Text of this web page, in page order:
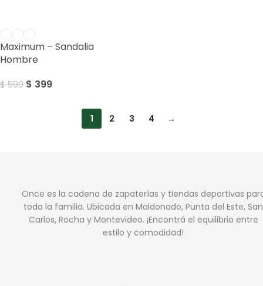
Maximum – Sandalia
Hombre
$599 $ 399
1 2 3 4 →
Once es la cadena de zapaterías y tiendas deportivas
toda la familia. Ubicada en Maldonado, Punta del Este, San
Carlos, Rocha y Montevideo. ¡Encontrá el equilibrio entre
estilo y comodidad!